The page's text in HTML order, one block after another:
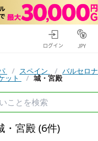
ログイン JPY
/ スペイン / バルセロナ
ット / 城・宮殿
・宮殿 (6件)